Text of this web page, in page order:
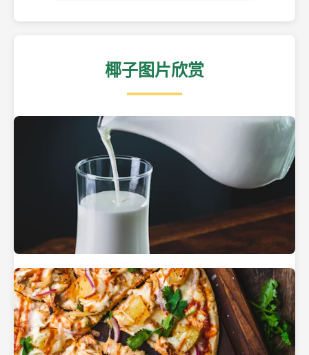
椰子图片欣赏
热带海滩上的椰子树